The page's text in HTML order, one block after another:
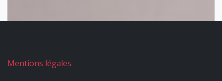
Mentions légales